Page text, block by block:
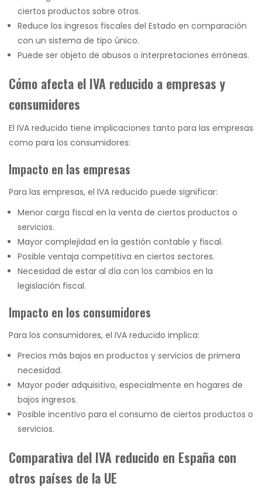
ciertos productos sobre otros.
Reduce los ingresos fiscales del Estado en comparación
con un sistema de tipo único.
Puede ser objeto de abusos o interpretaciones erróneas.
Cómo afecta el IVA reducido a empresas y
consumidores
El IVA reducido tiene implicaciones tanto para las empresas
como para los consumidores:
Impacto en las empresas
Para las empresas, el IVA reducido puede significar:
Menor carga fiscal en la venta de ciertos productos o
servicios.
Mayor complejidad en la gestión contable y fiscal.
Posible ventaja competitiva en ciertos sectores.
Necesidad de estar al día con los cambios en la
legislación fiscal.
Impacto en los consumidores
Para los consumidores, el IVA reducido implica:
Precios más bajos en productos y servicios de primera
necesidad.
Mayor poder adquisitivo, especialmente en hogares de
bajos ingresos.
Posible incentivo para el consumo de ciertos productos o
servicios.
Comparativa del IVA reducido en España con
otros países de la UE